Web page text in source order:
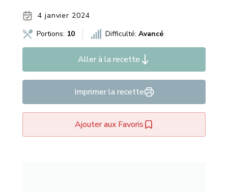
4 janvier 2024
Portions: 10 Difficulté: Avancé
Aller à la recette
Imprimer la recette
Ajouter aux Favoris